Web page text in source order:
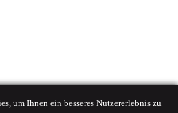
um Ihnen ein besseres Nutzererlebnis zu